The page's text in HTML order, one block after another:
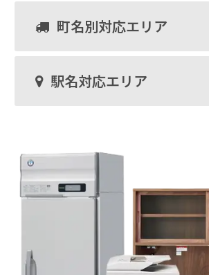
町名別対応エリア
駅名対応エリア